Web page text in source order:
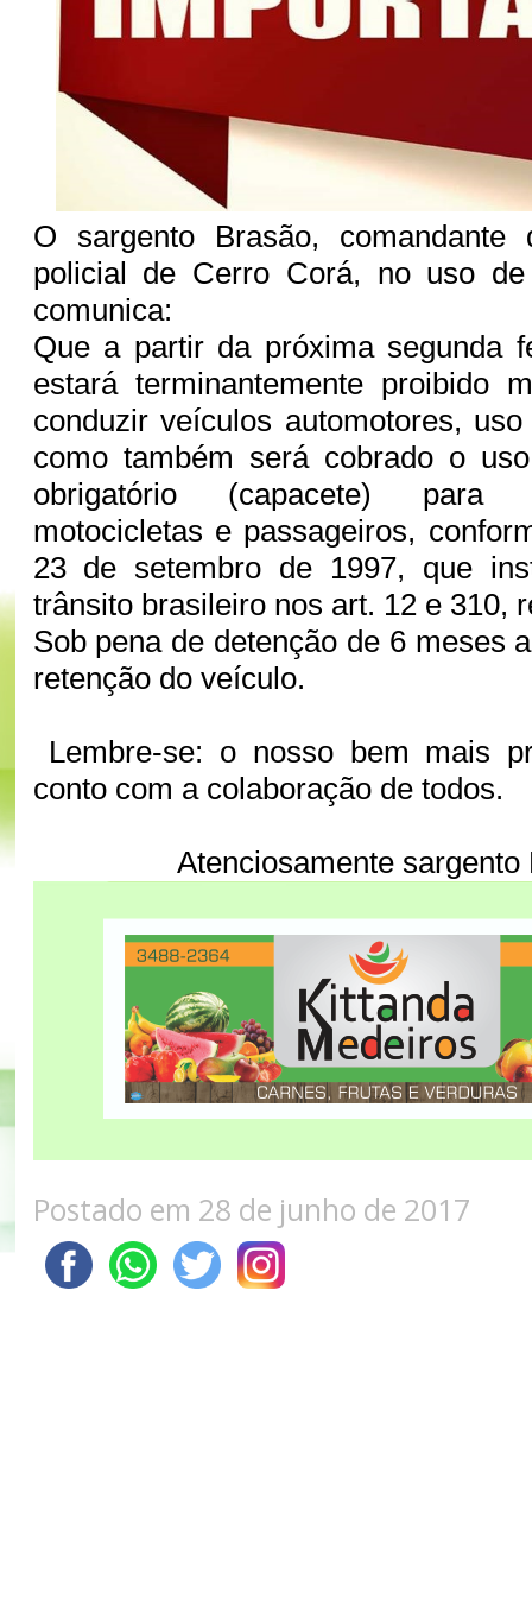
O sargento Brasão, comandante
policial de Cerro Corá, no uso de
comunica:
Que a partir da próxima segunda
estará terminantemente proibido
conduzir veículos automotores,
como também será cobrado o
obrigatório (capacete) para
motocicletas e passageiros,
23 de setembro de 1997, que
trânsito brasileiro nos art. 12 e 310,
Sob pena de detenção de 6 meses
retenção do veículo.
Lembre-se: o nosso bem mais
conto com a colaboração de todos.
Atenciosamente sargento
Postado em 28 de junho de 2017